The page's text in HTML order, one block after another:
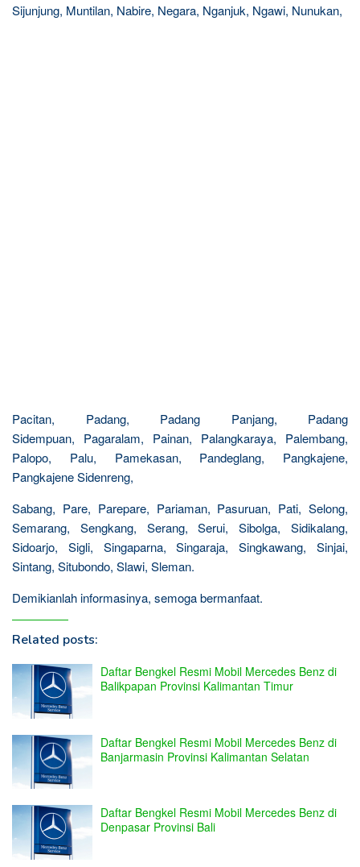
Sijunjung, Muntilan, Nabire, Negara, Nganjuk, Ngawi, Nunukan,
Pacitan, Padang, Padang Panjang, Padang
Sidempuan, Pagaralam, Painan, Palangkaraya, Palembang,
Palopo, Palu, Pamekasan, Pandeglang, Pangkajene,
Pangkajene Sidenreng,
Sabang, Pare, Parepare, Pariaman, Pasuruan, Pati, Selong,
Semarang, Sengkang, Serang, Serui, Sibolga, Sidikalang,
Sidoarjo, Sigli, Singaparna, Singaraja, Singkawang, Sinjai,
Sintang, Situbondo, Slawi, Sleman.
Demikianlah informasinya, semoga bermanfaat.
Related posts:
Daftar Bengkel Resmi Mobil Mercedes Benz di
Balikpapan Provinsi Kalimantan Timur
Daftar Bengkel Resmi Mobil Mercedes Benz di
Banjarmasin Provinsi Kalimantan Selatan
Daftar Bengkel Resmi Mobil Mercedes Benz di
Denpasar Provinsi Bali